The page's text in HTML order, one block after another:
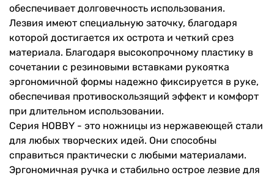
обеспечивает долговечность использования.
Лезвия имеют специальную заточку, благодаря
которой достигается их острота и четкий срез
материала. Благодаря высокопрочному пластику в
сочетании с резиновыми вставками рукоятка
эргономичной формы надежно фиксируется в руке,
обеспечивая противоскользящий эффект и комфорт
при длительном использовании.
Серия HOBBY - это ножницы из нержавеющей стали
для любых творческих идей. Они способны
справиться практически с любыми материалами.
Эргономичная ручка и стабильно острое лезвие для